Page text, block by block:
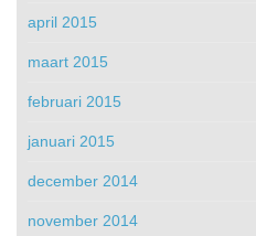
april 2015
maart 2015
februari 2015
januari 2015
december 2014
november 2014